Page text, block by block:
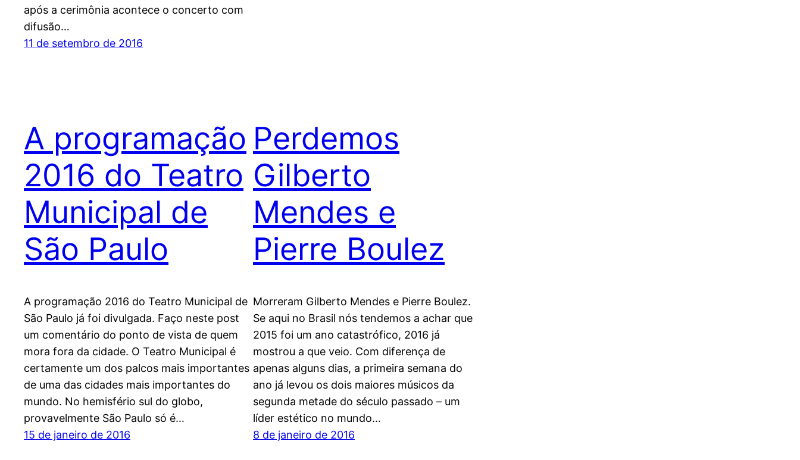
após a cerimônia acontece o concerto com
difusão…
11 de setembro de 2016
A programação
2016 do Teatro
Municipal de
São Paulo
A programação 2016 do Teatro Municipal de
São Paulo já foi divulgada. Faço neste post
um comentário do ponto de vista de quem
mora fora da cidade. O Teatro Municipal é
certamente um dos palcos mais importantes
de uma das cidades mais importantes do
mundo. No hemisfério sul do globo,
provavelmente São Paulo só é…
15 de janeiro de 2016
Perdemos
Gilberto
Mendes e
Pierre Boulez
Morreram Gilberto Mendes e Pierre Boulez.
Se aqui no Brasil nós tendemos a achar que
2015 foi um ano catastrófico, 2016 já
mostrou a que veio. Com diferença de
apenas alguns dias, a primeira semana do
ano já levou os dois maiores músicos da
segunda metade do século passado – um
líder estético no mundo…
8 de janeiro de 2016